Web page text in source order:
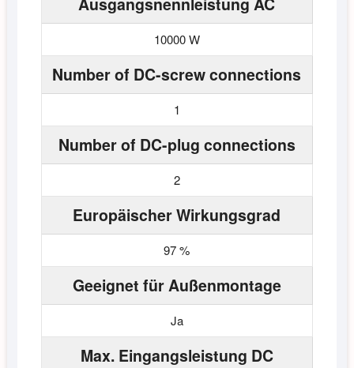
10000 W
Number of DC-screw connections
1
Number of DC-plug connections
2
Europäischer Wirkungsgrad
97 %
Geeignet für Außenmontage
Ja
Max. Eingangsleistung DC